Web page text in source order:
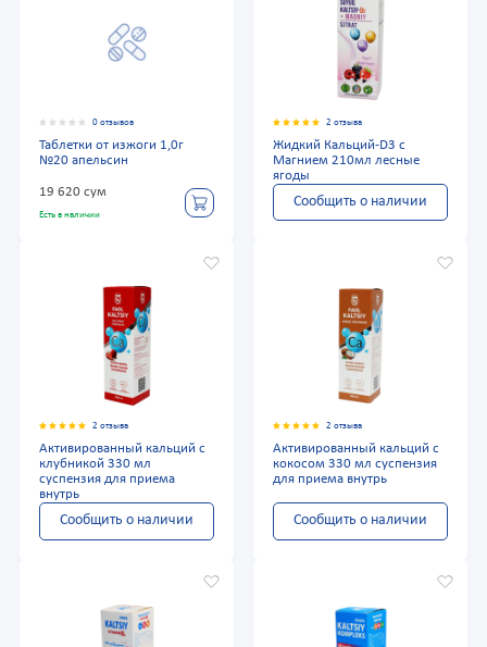
0 отзывов
Таблетки от изжоги 1,0г
№20 апельсин
19 620 сум
Есть в наличии
2 отзыва
Жидкий Кальций-D3 с
Магнием 210мл лесные
ягоды
Сообщить о наличии
2 отзыва
Активированный кальций с
клубникой 330 мл
суспензия для приема
внутрь
Сообщить о наличии
2 отзыва
Активированный кальций с
кокосом 330 мл суспензия
для приема внутрь
Сообщить о наличии